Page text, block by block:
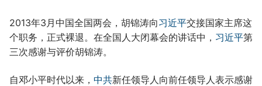
2013年3月中国全国两会，胡锦涛向习近平交接国家主席这
个职务，正式裸退。在全国人大闭幕会的讲话中， 习近平第
三次感谢与评价胡锦涛。
自邓小平时代以来， 中共新任领导人向前任领导人表示感谢